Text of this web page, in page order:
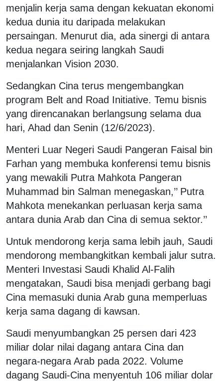
menjalin kerja sama dengan kekuatan ekonomi
kedua dunia itu daripada melakukan
persaingan. Menurut dia, ada sinergi di antara
kedua negara seiring langkah Saudi
menjalankan Vision 2030.
Sedangkan Cina terus mengembangkan
program Belt and Road Initiative. Temu bisnis
yang direncanakan berlangsung selama dua
hari, Ahad dan Senin (12/6/2023).
Menteri Luar Negeri Saudi Pangeran Faisal bin
Farhan yang membuka konferensi temu bisnis
yang mewakili Putra Mahkota Pangeran
Muhammad bin Salman menegaskan,’’ Putra
Mahkota menekankan perluasan kerja sama
antara dunia Arab dan Cina di semua sektor.’’
Untuk mendorong kerja sama lebih jauh, Saudi
mendorong membangkitkan kembali jalur sutra.
Menteri Investasi Saudi Khalid Al-Falih
mengatakan, Saudi bisa menjadi gerbang bagi
Cina memasuki dunia Arab guna memperluas
kerja sama dagang di kawsan.
Saudi menyumbangkan 25 persen dari 423
miliar dolar nilai dagang antara Cina dan
negara-negara Arab pada 2022. Volume
dagang Saudi-Cina menyentuh 106 miliar dolar